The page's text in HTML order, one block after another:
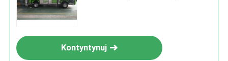
Kontyntynuj